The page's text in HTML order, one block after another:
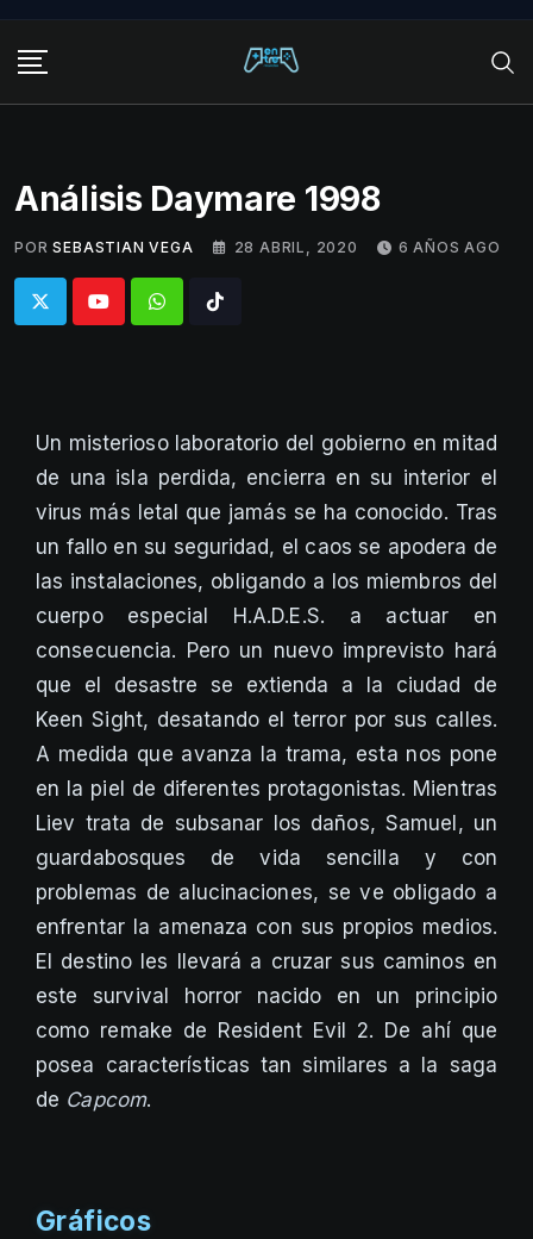
content
Análisis Daymare 1998
POR SEBASTIAN VEGA 28 ABRIL, 2020 6 AÑOS AGO
WhatsappTiktok
Un misterioso laboratorio del gobierno en mitad
de una isla perdida, encierra en su interior el
virus más letal que jamás se ha conocido. Tras
un fallo en su seguridad, el caos se apodera de
las instalaciones, obligando a los miembros del
cuerpo especial H.A.D.E.S. a actuar en
consecuencia. Pero un nuevo imprevisto hará
que el desastre se extienda a la ciudad de
Keen Sight, desatando el terror por sus calles.
A medida que avanza la trama, esta nos pone
en la piel de diferentes protagonistas. Mientras
Liev trata de subsanar los daños, Samuel, un
guardabosques de vida sencilla y con
problemas de alucinaciones, se ve obligado a
enfrentar la amenaza con sus propios medios.
El destino les llevará a cruzar sus caminos en
este survival horror nacido en un principio
como remake de Resident Evil 2. De ahí que
posea características tan similares a la saga
de Capcom.
Gráficos